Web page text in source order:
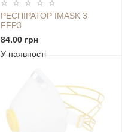
РЕСПІРАТОР IMASK 3
FFP3
84.00 грн
У наявності